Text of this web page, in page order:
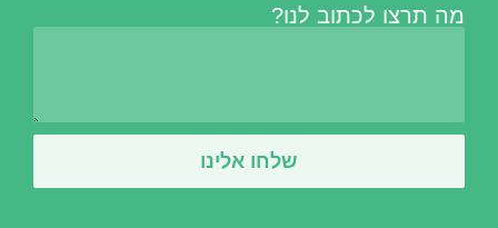
מה תרצו לכתוב לנו?
שלחו אלינו